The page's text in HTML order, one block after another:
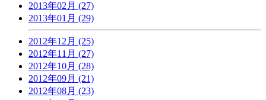
2013年02月 (27)
2013年01月 (29)
2012年12月 (25)
2012年11月 (27)
2012年10月 (28)
2012年09月 (21)
2012年08月 (23)